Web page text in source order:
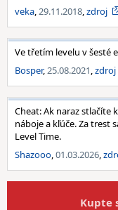
veka,29.11.2018,zdroj
Ve třetím levelu v šesté
Bosper,25.08.2021,zdroj
Cheat: Ak naraz stlačíte
náboje a kľúče. Za trest
Level Time.
Shazooo,01.03.2026,
Kupte